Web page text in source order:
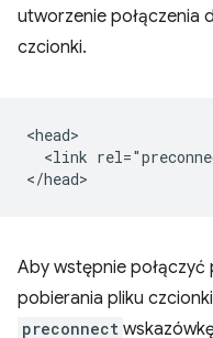
utworzenie połączenia
czcionki.
<head>
<link
Aby wstępnie połączyć
pobierania pliku
preconnect